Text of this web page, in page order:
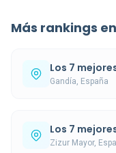
Más rankings
Los 7
Gandía, España
Los 7
Zizur Mayor,